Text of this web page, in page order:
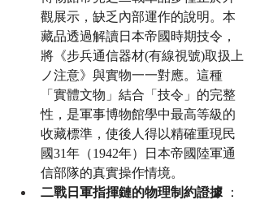
觀展示，缺乏內部運作的說明。本
藏品透過解讀日本帝國時期技令，
將《步兵通信器材(有線視號)取扱上
ノ注意》與實物一一對應。這種
「實體文物」結合「技令」的完整
性，是軍事博物館學中最高等級的
收藏標準，使後人得以精確重現民
國31年（1942年）日本帝國陸軍通
信部隊的真實操作情境。
二戰日軍指揮鏈的物理制約證據 ：